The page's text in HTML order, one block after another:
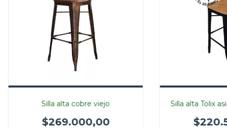
Silla alta cobre viejo
$269.000,00
Silla alta Tolix